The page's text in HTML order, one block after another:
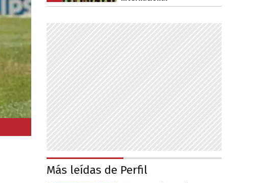
Más leídas de Perfil